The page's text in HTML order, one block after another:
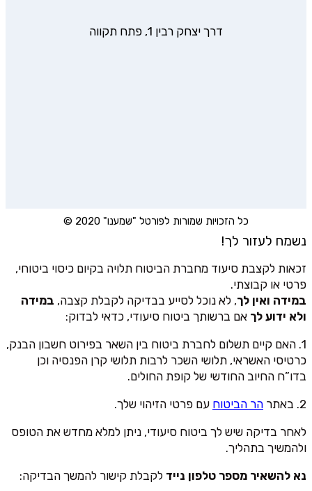
דרך יצחק רבין 1, פתח תקווה
כל הזכויות שמורות לפורטל "שמענו" 2020 ©
נשמח לעזור לך!
זכאות לקצבת סיעוד מחברת הביטוח תלויה בקיום כיסוי ביטוחי,
פרטי או קבוצתי.
במידה ואין לך, לא נוכל לסייע בבדיקה לקבלת קצבה, במידה
ולא ידוע לך אם ברשותך ביטוח סיעודי, כדאי לבדוק:
1. האם קיים תשלום לחברת ביטוח בין השאר בפירוט חשבון הבנק,
כרטיסי האשראי, תלושי השכר לרבות תלושי קרן הפנסיה וכן
בדו”ח החיוב החודשי של קופת החולים.
2. באתר
הר הביטוח עם פרטי הזיהוי שלך.
לאחר בדיקה שיש לך ביטוח סיעודי, ניתן למלא מחדש את הטופס
ולהמשיך בתהליך.
נא להשאיר מספר טלפון נייד לקבלת קישור להמשך הבדיקה: